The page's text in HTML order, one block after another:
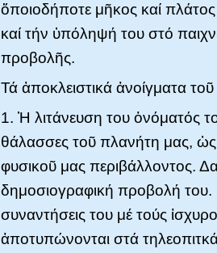
ὅποιοδήποτε μῆκος καί
καί τήν ὑπόληψή του στό
προβολῆς.
Τά ἀποκλειστικά ἀνοίγματα
1. Ἡ λιτάνευση του ὀνόματός
θάλασσες τοῦ πλανήτη μας,
φυσικοῦ μας περιβάλλοντος.
δημοσιογραφική προβολή του.
συναντήσεις του μέ τούς
ἀποτυπώνονται στά